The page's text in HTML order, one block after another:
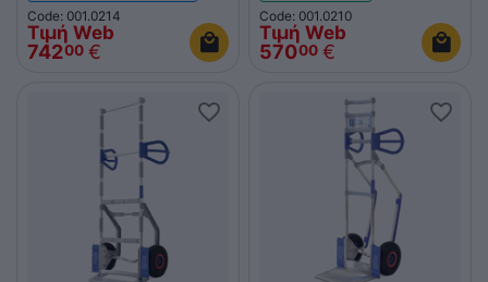
Code: 001.0214
Τιμή Web
74200 €
Code: 001.0210
Τιμή Web
57000 €